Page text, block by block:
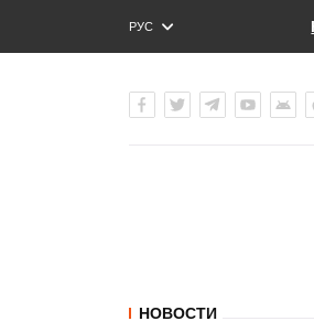
РУС
ENG
НОВОСТИ